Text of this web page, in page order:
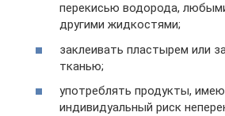
перекисью водорода,
другими жидкостями;
заклеивать пластырем или
тканью;
употреблять продукты,
индивидуальный риск